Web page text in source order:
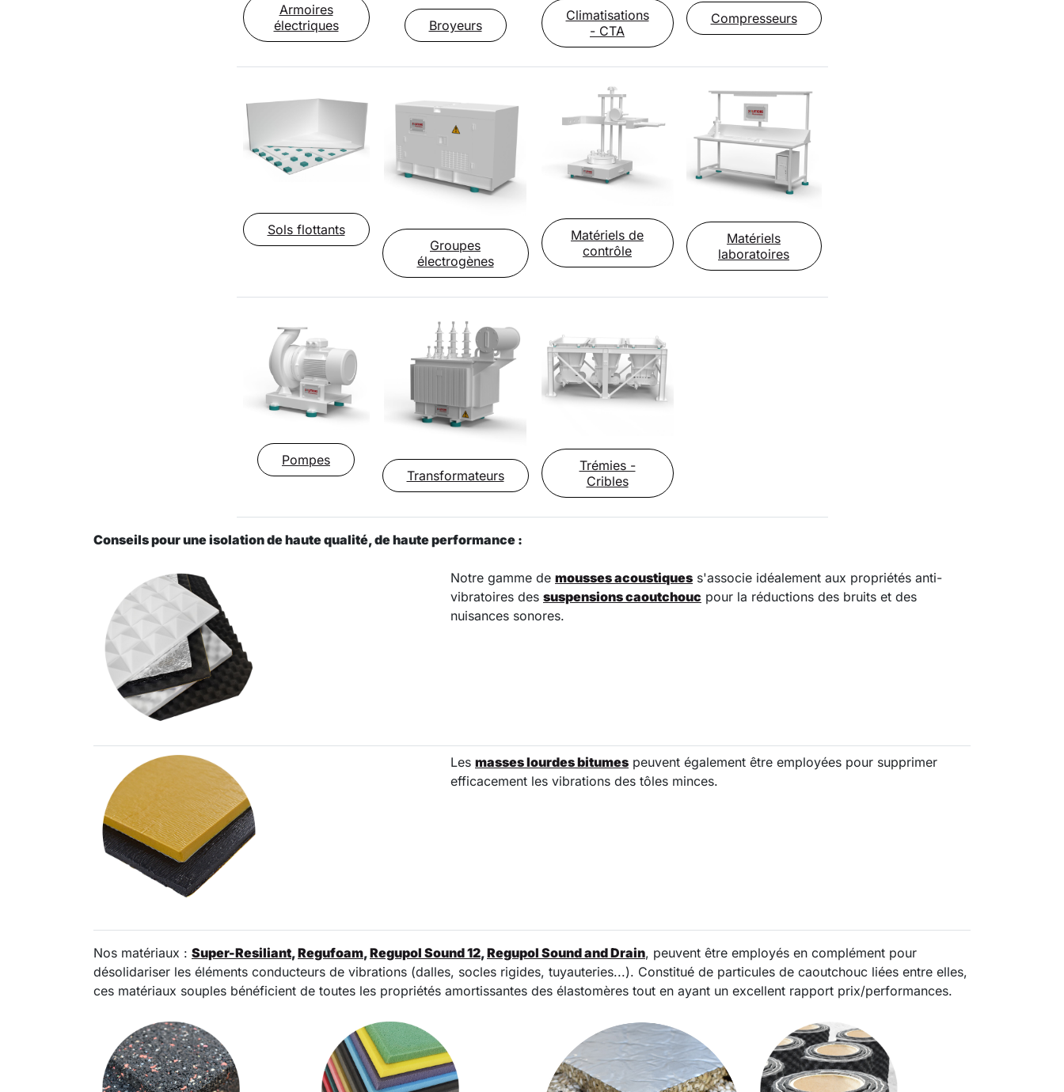
Armoires
électriques
Broyeurs
Climatisations
- CTA
Compresseurs
Sols flottants
Groupes
électrogènes
Matériels de
contrôle
Matériels
laboratoires
Pompes
Transformateurs
Trémies -
Cribles
Conseils pour une isolation de haute qualité, de haute performance :
Notre gamme de mousses acoustiques s'associe idéalement aux propriétés anti-
vibratoires des suspensions caoutchouc pour la réductions des bruits et des
nuisances sonores.
Les masses lourdes bitumes peuvent également être employées pour supprimer
efficacement les vibrations des tôles minces.
Nos matériaux : Super-Resiliant,Regufoam,Regupol Sound 12,Regupol Sound and Drain, peuvent être employés en complément pour
désolidariser les éléments conducteurs de vibrations (dalles, socles rigides, tuyauteries...). Constitué de particules de caoutchouc liées entre elles,
ces matériaux souples bénéficient de toutes les propriétés amortissantes des élastomères tout en ayant un excellent rapport prix/performances.